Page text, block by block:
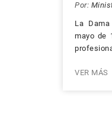
Por:
La
mayo de
VER MÁS